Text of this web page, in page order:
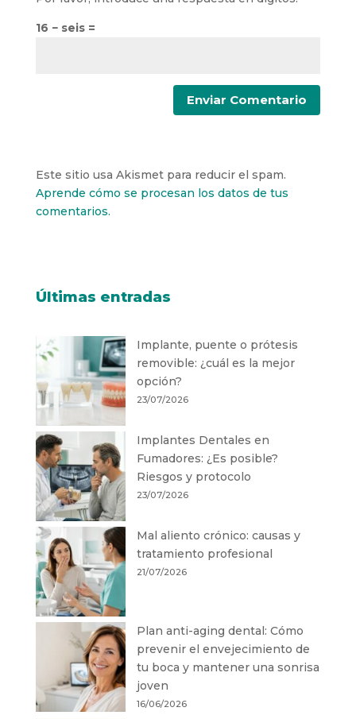
16 − seis =
Este sitio usa Akismet para reducir el spam.
Aprende cómo se procesan los datos de tus
comentarios.
Últimas entradas
Implante, puente o prótesis
removible: ¿cuál es la mejor
opción?
23/07/2026
Implantes Dentales en
Fumadores: ¿Es posible?
Riesgos y protocolo
23/07/2026
Mal aliento crónico: causas y
tratamiento profesional
21/07/2026
Plan anti-aging dental: Cómo
prevenir el envejecimiento de
tu boca y mantener una sonrisa
joven
16/06/2026